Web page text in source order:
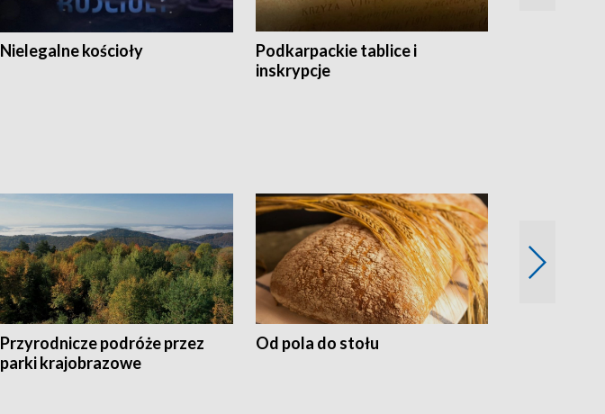
Nielegalne kościoły
Podkarpackie tablice i
inskrypcje
Przyrodnicze podróże przez
parki krajobrazowe
Od pola do stołu